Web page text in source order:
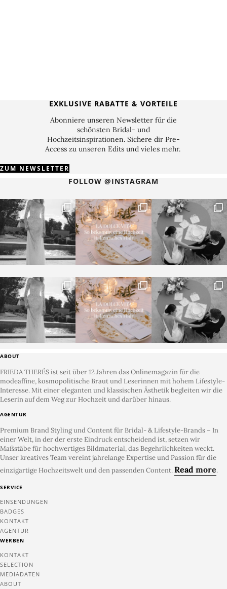
EXKLUSIVE RABATTE & VORTEILE
Abonniere unseren Newsletter für die
schönsten Bridal- und
Hochzeitsinspirationen. Sichere dir Pre-
Access zu unseren Edits und vieles mehr.
ZUM NEWSLETTER
FOLLOW @INSTAGRAM
ABOUT
FRIEDA THERÉS ist seit über 12 Jahren das Onlinemagazin für die
modeaffine, kosmopolitische Braut und Leserinnen mit hohem Lifestyle-
Interesse. Mit einer eleganten und klassischen Ästhetik begleiten wir die
Leserin auf dem Weg zur Hochzeit und darüber hinaus.
AGENTUR
Premium Brand Styling und Content für Bridal- & Lifestyle-Brands – In
einer Welt, in der der erste Eindruck entscheidend ist, setzen wir
Maßstäbe für hochwertiges Bildmaterial, das Begehrlichkeiten weckt.
Unser kreatives Team vereint jahrelange Expertise und Passion für die
einzigartige Hochzeitswelt und den passenden Content.Read more.
SERVICE
EINSENDUNGEN
BADGES
KONTAKT
AGENTUR
WERBEN
KONTAKT
SELECTION
MEDIADATEN
ABOUT